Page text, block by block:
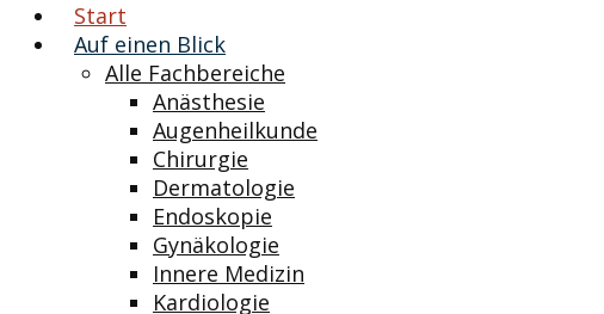
Start
Auf einen Blick
Alle Fachbereiche
Anästhesie
Augenheilkunde
Chirurgie
Dermatologie
Endoskopie
Gynäkologie
Innere Medizin
Kardiologie